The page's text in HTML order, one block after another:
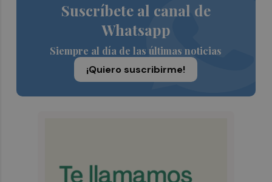
Suscríbete al canal de
Whatsapp
Siempre al día de las últimas noticias
¡Quiero suscribirme!